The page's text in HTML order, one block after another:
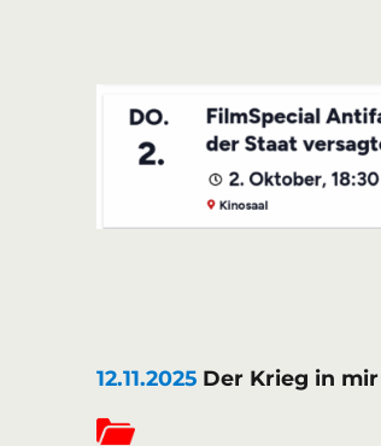
12.11.2025 Der Krieg in mir